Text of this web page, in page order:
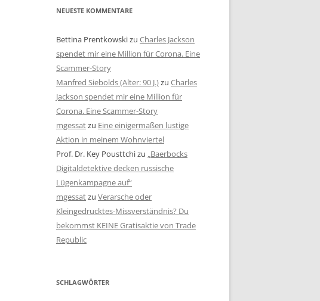
NEUESTE KOMMENTARE
Bettina Prentkowskizu Charles Jackson
spendet mir eine Million für Corona. Eine
Scammer-Story
Manfred Siebolds (Alter: 90 J.)zu Charles
Jackson spendet mir eine Million für
Corona. Eine Scammer-Story
mgessatzu Eine einigermaßen lustige
Aktion in meinem Wohnviertel
Prof. Dr. Key Pousttchizu „Baerbocks
Digitaldetektive decken russische
Lügenkampagne auf“
mgessatzu Verarsche oder
Kleingedrucktes-Missverständnis? Du
bekommst KEINE Gratisaktie von Trade
Republic
SCHLAGWÖRTER